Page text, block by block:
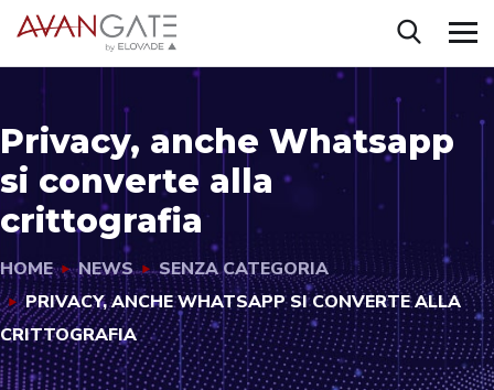
Privacy, anche Whatsapp
si converte alla
crittografia
HOME NEWS
SENZA CATEGORIA
PRIVACY, ANCHE WHATSAPP SI CONVERTE ALLA
CRITTOGRAFIA